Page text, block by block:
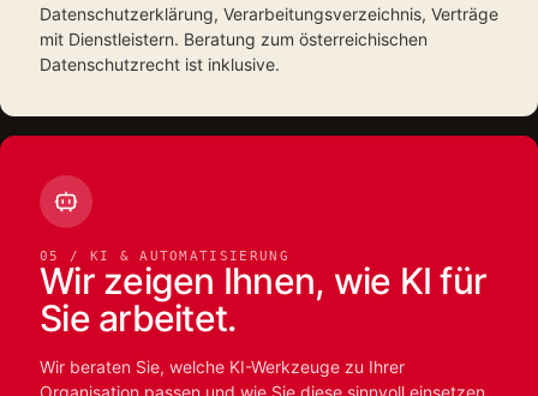
Datenschutzerklärung, Verarbeitungsverzeichnis, Verträge
mit Dienstleistern. Beratung zum österreichischen
Datenschutzrecht ist inklusive.
05 / KI & AUTOMATISIERUNG
Wir zeigen Ihnen, wie KI für
Sie arbeitet.
Wir beraten Sie, welche KI-Werkzeuge zu Ihrer
Organisation passen und wie Sie diese sinnvoll einsetzen.